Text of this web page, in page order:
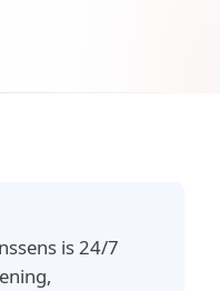
is 24/7